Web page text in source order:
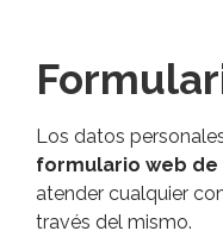
Los datos
formulario web
atender cualquier
través del mismo.